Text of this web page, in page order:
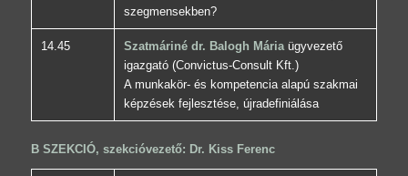
szegmensekben?
14.45 Szatmáriné dr. Balogh Máriaügyvezető
igazgató (Convictus-Consult Kft.)
A munkakör- és kompetencia alapú szakmai
képzések fejlesztése, újradefiniálása
B SZEKCIÓ, szekcióvezető: Dr. Kiss Ferenc